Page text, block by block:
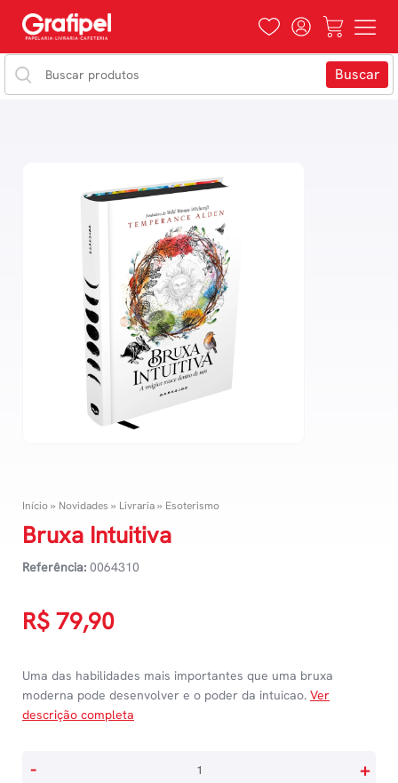
Início» Novidades » Livraria» Esoterismo
Bruxa Intuitiva
Referência: 0064310
R$ 79,90
Uma das habilidades mais importantes que uma bruxa
moderna pode desenvolver e o poder da intuicao. Ver
descrição completa
- +